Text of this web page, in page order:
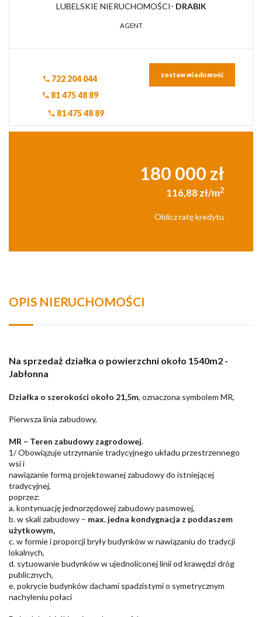
LUBELSKIE NIERUCHOMOŚCI- DRABIK
AGENT
722 204 044
81 475 48 89
81 475 48 89
zostaw wiadomość
180 000 zł
116,88 zł/m2
Oblicz ratę kredytu
OPIS NIERUCHOMOŚCI
Na sprzedaż działka o powierzchni około 1540m2 -
Jabłonna
Działka o szerokości około 21,5m, oznaczona symbolem MR,
Pierwsza linia zabudowy,
MR – Teren zabudowy zagrodowej.
1/ Obowiązuje utrzymanie tradycyjnego układu przestrzennego
wsi i
nawiązanie formą projektowanej zabudowy do istniejącej
tradycyjnej,
poprzez:
a. kontynuację jednorzędowej zabudowy pasmowej,
b. w skali zabudowy – max. jedna kondygnacja z poddaszem
użytkowym,
c. w formie i proporcji bryły budynków w nawiązaniu do tradycji
lokalnych,
d. sytuowanie budynków w ujednoliconej linii od krawędzi dróg
publicznych,
e. pokrycie budynków dachami spadzistymi o symetrycznym
nachyleniu połaci